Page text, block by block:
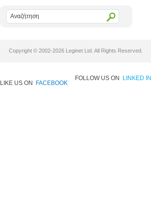
Copyright © 2002-2026 Leginet Ltd. All Rights Reserved.
LIKE US ON FACEBOOK
FOLLOW US ON LINKED IN